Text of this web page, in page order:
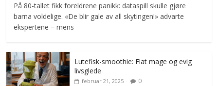
På 80-tallet fikk foreldrene panikk: dataspill skulle gjøre
barna voldelige. «De blir gale av all skytingen!» advarte
ekspertene – mens
Lutefisk-smoothie: Flat mage og evig
livsglede
februar 21, 2025 0